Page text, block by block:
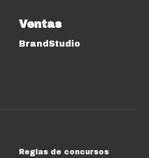
Ventas
BrandStudio
Reglas de concursos